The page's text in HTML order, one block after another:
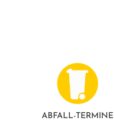
ABFALL-TERMINE